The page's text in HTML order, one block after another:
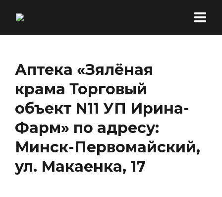
Аптека «Зялёная
крама Торговый
объект N11 УП Ирина-
Фарм» по адресу:
Минск-Первомайский,
ул. Макаенка, 17